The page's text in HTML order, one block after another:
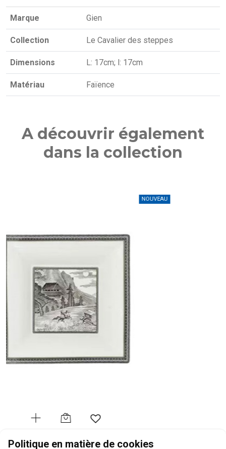
Marque Gien
Collection Le Cavalier des steppes
Dimensions L: 17cm; l: 17cm
Matériau Faïence
A découvrir également
dans la collection
GIEN
Politique en matière de cookies